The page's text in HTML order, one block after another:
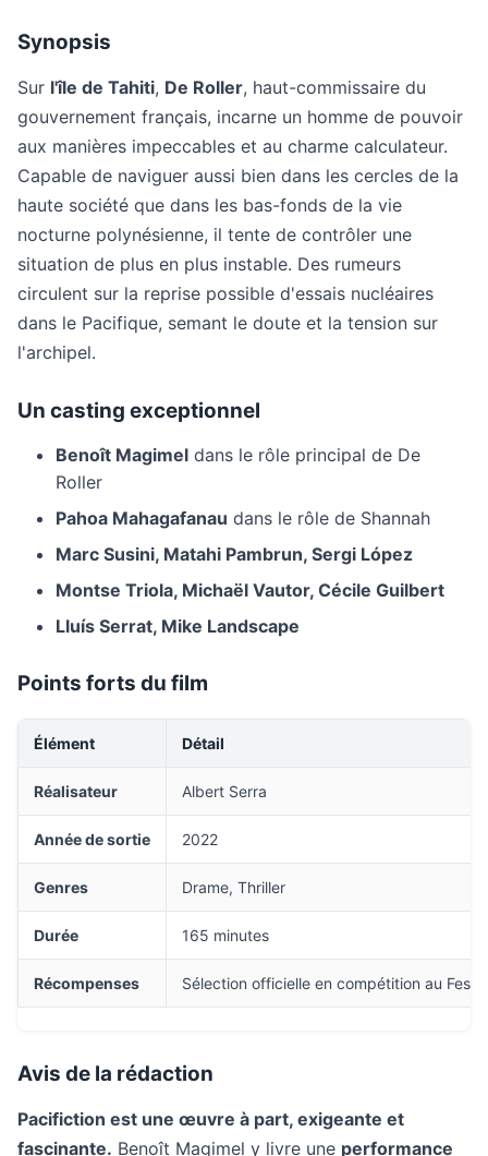
Synopsis
Sur l'île de Tahiti, De Roller, haut-commissaire du
gouvernement français, incarne un homme de pouvoir
aux manières impeccables et au charme calculateur.
Capable de naviguer aussi bien dans les cercles de la
haute société que dans les bas-fonds de la vie
nocturne polynésienne, il tente de contrôler une
situation de plus en plus instable. Des rumeurs
circulent sur la reprise possible d'essais nucléaires
dans le Pacifique, semant le doute et la tension sur
l'archipel.
Un casting exceptionnel
Benoît Magimel dans le rôle principal de De
Roller
Pahoa Mahagafanau dans le rôle de Shannah
Marc Susini, Matahi Pambrun, Sergi López
Montse Triola, Michaël Vautor, Cécile Guilbert
Lluís Serrat, Mike Landscape
Points forts du film
Élément Détail
Réalisateur Albert Serra
Année de sortie 2022
Genres Drame, Thriller
Durée 165 minutes
Récompenses Sélection officielle en compétition au
Avis de la rédaction
Pacifiction est une œuvre à part, exigeante et
fascinante. Benoît Magimel y livre une performance